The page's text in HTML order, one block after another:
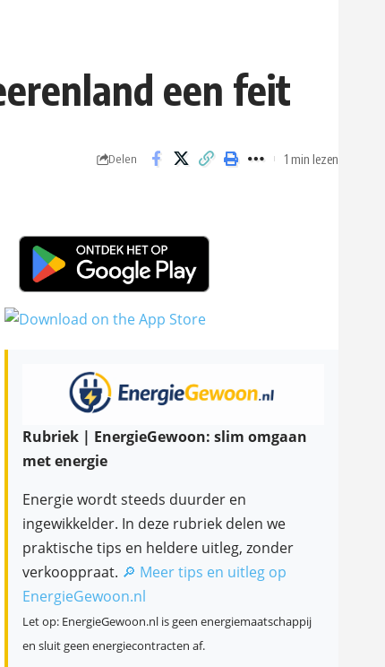
een feit
Delen 1 min lezen
Rubriek | EnergieGewoon: slim omgaan
met energie
Energie wordt steeds duurder en
ingewikkelder. In deze rubriek delen we
praktische tips en heldere uitleg, zonder
verkooppraat. 🔎 Meer tips en uitleg op
EnergieGewoon.nl
Let op: EnergieGewoon.nl is geen energiemaatschappij
en sluit geen energiecontracten af.